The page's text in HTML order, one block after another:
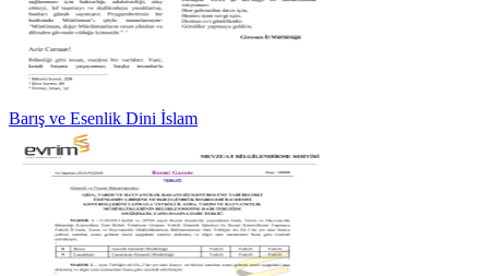
Barış ve Esenlik Dini İslam